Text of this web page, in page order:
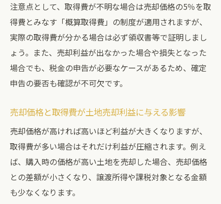
土地売却利益を最大化する節税戦略
専門家による土地売却利益の増やし方解説
相続した土地売却時の税金対策ガイド
相続土地売却で発生する利益計算の流れ
相続土地売却利益に関する税金のポイント
相続土地売却利益に控除が使える条件解説
税金シミュレーションで相続土地売却を安
心に
確定申告が必要な土地売却と不要なケース
土地売却利益が出た場合の確定申告基準
土地売却で確定申告不要となるケースとは
注意点として、取得費が不明な場合は売却価格の5％を取
得費とみなす「概算取得費」の制度が適用されますが、
実際の取得費が分かる場合は必ず領収書等で証明しまし
ょう。また、売却利益が出なかった場合や損失となった
場合でも、税金の申告が必要なケースがあるため、確定
申告の要否も確認が不可欠です。
売却価格と取得費が土地売却利益に与える影響
売却価格が高ければ高いほど利益が大きくなりますが、
取得費が多い場合はそれだけ利益が圧縮されます。例え
ば、購入時の価格が高い土地を売却した場合、売却価格
との差額が小さくなり、譲渡所得や課税対象となる金額
も少なくなります。